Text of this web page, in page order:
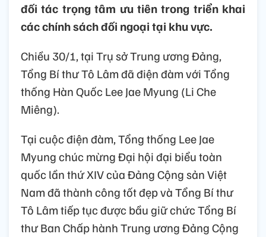
đối tác trọng tâm ưu tiên trong triển khai
các chính sách đối ngoại tại khu vực.
Chiều 30/1, tại Trụ sở Trung ương Đảng,
Tổng Bí thư Tô Lâm đã điện đàm với Tổng
thống Hàn Quốc Lee Jae Myung (Li Che
Miêng).
Tại cuộc điện đàm, Tổng thống Lee Jae
Myung chúc mừng Đại hội đại biểu toàn
quốc lần thứ XIV của Đảng Cộng sản Việt
Nam đã thành công tốt đẹp và Tổng Bí thư
Tô Lâm tiếp tục được bầu giữ chức Tổng Bí
thư Ban Chấp hành Trung ương Đảng Cộng